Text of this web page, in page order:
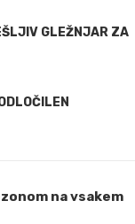
GLEŽNJAR ZA
na vsakem